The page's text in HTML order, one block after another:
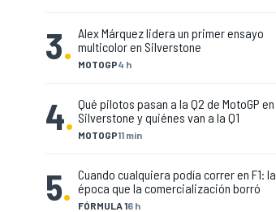
3. MOTOGP4 h
Alex Márquez lidera un primer ensayo
multicolor en Silverstone
4. MOTOGP11 min
Qué pilotos pasan a la Q2 de MotoGP en
Silverstone y quiénes van a la Q1
5. FÓRMULA 16 h
Cuando cualquiera podía correr en F1: la
época que la comercialización borró